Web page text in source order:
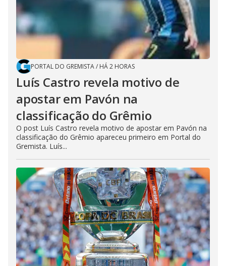
PORTAL DO GREMISTA/ HÁ 2 HORAS
Luís Castro revela motivo de
apostar em Pavón na
classificação do Grêmio
O post Luís Castro revela motivo de apostar em Pavón na
classificação do Grêmio apareceu primeiro em Portal do
Gremista. Luís...